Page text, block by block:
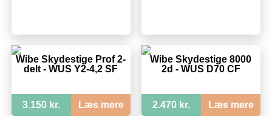
Wibe Skydestige Prof 2-
delt - WUS Y2-4,2 SF
3.150 kr. Læs mere
Wibe Skydestige 8000
2d - WUS D70 CF
2.470 kr. Læs mere